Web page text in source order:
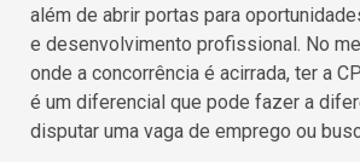
além de abrir portas para
e desenvolvimento profissional. No
onde a concorrência é acirrada, ter a
é um diferencial que pode fazer a
disputar uma vaga de emprego ou